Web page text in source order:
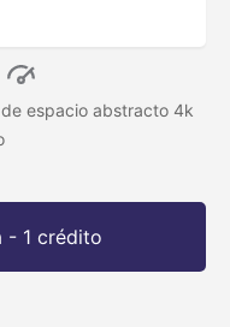
espacio abstracto 4k
- 1 crédito